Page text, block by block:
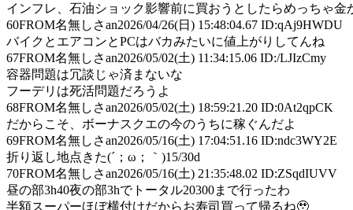
インフレ、石油ショック影響前に買おうとしたらめっちゃ金
60FROM名無しさan2026/04/26(日) 15:48:04.67 ID:qAj9HWDU
バイクとエアコンとPCはバカみたいに値上がりしてんね
67FROM名無しさan2026/05/02(土) 11:34:15.06 ID:/LJIzCmy
容器問題は冗談じゃ済まないな
フーデリは死活問題だろうよ
68FROM名無しさan2026/05/02(土) 18:59:21.20 ID:0At2qpCK
だからこそ、ボーナスクエの今のうちに稼ぐんだよ
69FROM名無しさan2026/05/16(土) 17:04:51.16 ID:ndc3WY2E
折り返し地点きた(´；ω；｀)15/30d
70FROM名無しさan2026/05/16(土) 21:35:48.02 ID:ZSqdIUVV
昼の部3h40夜の部3hでトータル20300まで行ったわ
半額スーパーほぼ横付けだからお寿司買って帰るね🥹